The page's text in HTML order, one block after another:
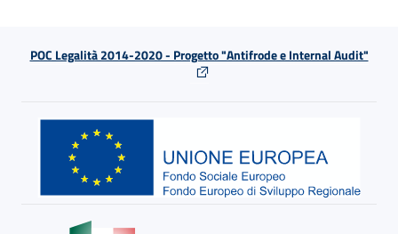
POC Legalità 2014-2020 - Progetto "Antifrode e Internal Audit"